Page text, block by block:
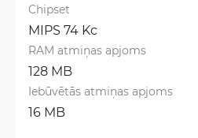
Chipset
MIPS 74 Kc
RAM atmiņas apjoms
128 MB
Iebūvētās atmiņas apjoms
16 MB